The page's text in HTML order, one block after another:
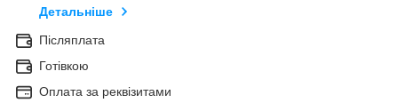
Детальніше
Післяплата
Готівкою
Оплата за реквізитами